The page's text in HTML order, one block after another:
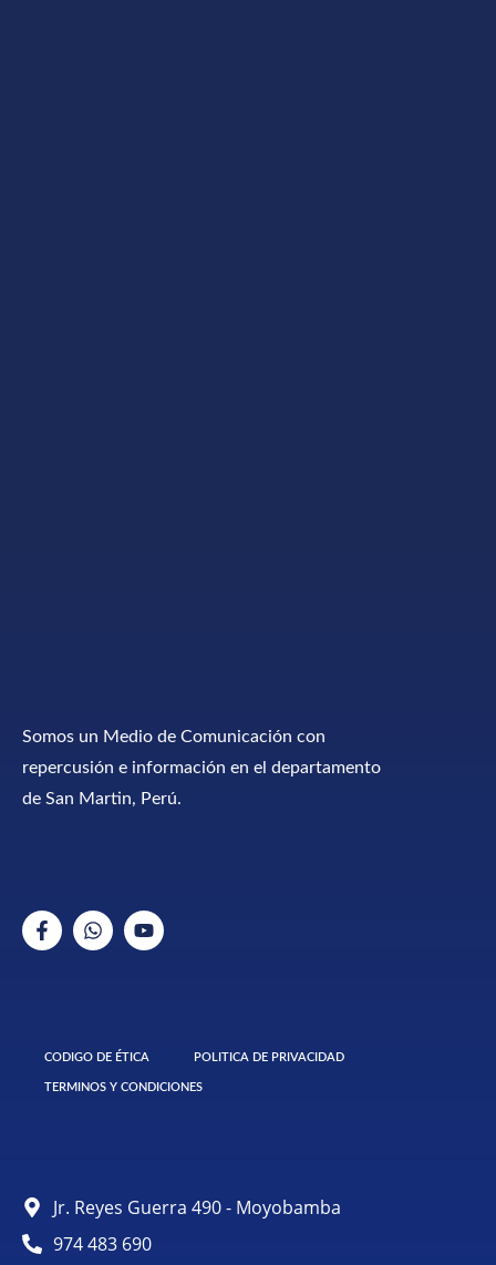
Somos un Medio de Comunicación con
repercusión e información en el departamento
de San Martin, Perú.
CODIGO DE ÉTICA POLITICA DE PRIVACIDAD
TERMINOS Y CONDICIONES
Jr. Reyes Guerra 490 - Moyobamba
974 483 690